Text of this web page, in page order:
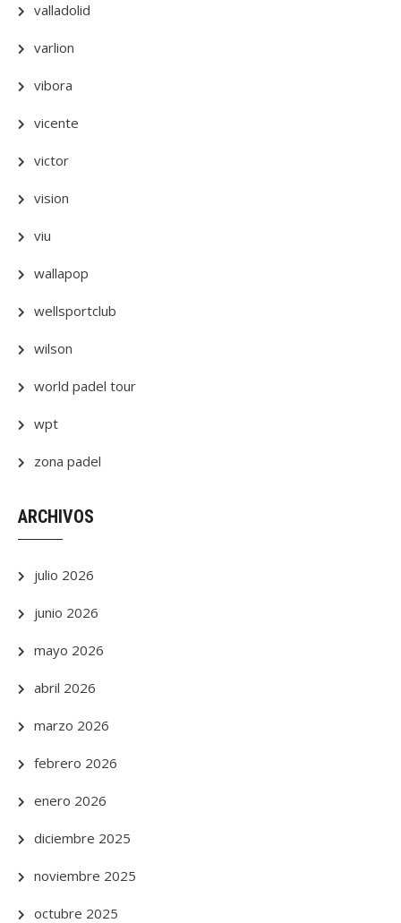
valladolid
varlion
vibora
vicente
victor
vision
viu
wallapop
wellsportclub
wilson
world padel tour
wpt
zona padel
ARCHIVOS
julio 2026
junio 2026
mayo 2026
abril 2026
marzo 2026
febrero 2026
enero 2026
diciembre 2025
noviembre 2025
octubre 2025